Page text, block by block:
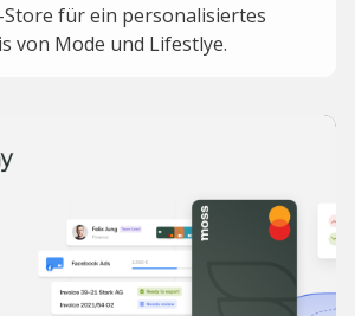
für ein personalisiertes
von Mode und Lifestlye.